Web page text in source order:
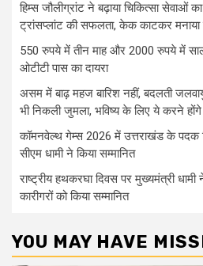
हिम्स जौलीग्रांट ने बढ़ाया चिकित्सा सेवाओं
ट्रांसप्लांट की सफलता, केक काटकर
550 रुपये में तीन माह और 2000 रुपये में
ओटीटी पास का दायरा
असम में बाढ़ महज बारिश नहीं, बदलती जलवायु
भी निकली जुमला, भविष्य के लिए ये करने होंगे
कॉमनवेल्थ गेम्स 2026 में उत्तराखंड के पदक
सीएम धामी ने किया सम्मानित
राष्ट्रीय हथकरघा दिवस पर मुख्यमंत्री
कारीगरों को किया सम्मानित
YOU MAY HAVE